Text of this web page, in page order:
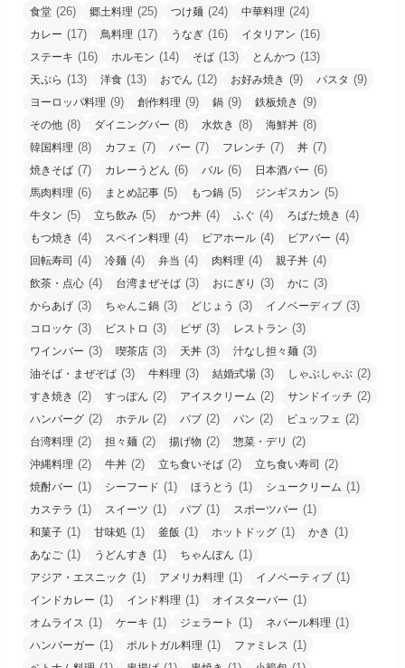
食堂 (26) 郷土料理 (25) つけ麺 (24) 中華料理 (24)
カレー (17) 鳥料理 (17) うなぎ (16) イタリアン (16)
ステーキ (16) ホルモン (14) そば (13) とんかつ (13)
天ぷら (13) 洋食 (13) おでん (12) お好み焼き (9) パスタ (9)
ヨーロッパ料理 (9) 創作料理 (9) 鍋 (9) 鉄板焼き (9)
その他 (8) ダイニングバー (8) 水炊き (8) 海鮮丼 (8)
韓国料理 (8) カフェ (7) バー (7) フレンチ (7) 丼 (7)
焼きそば (7) カレーうどん (6) バル (6) 日本酒バー (6)
馬肉料理 (6) まとめ記事 (5) もつ鍋 (5) ジンギスカン (5)
牛タン (5) 立ち飲み (5) かつ丼 (4) ふぐ (4) ろばた焼き (4)
もつ焼き (4) スペイン料理 (4) ビアホール (4) ビアバー (4)
回転寿司 (4) 冷麺 (4) 弁当 (4) 肉料理 (4) 親子丼 (4)
飲茶・点心 (4) 台湾まぜそば (3) おにぎり (3) かに (3)
からあげ (3) ちゃんこ鍋 (3) どじょう (3) イノベーディブ (3)
コロッケ (3) ビストロ (3) ピザ (3) レストラン (3)
ワインバー (3) 喫茶店 (3) 天丼 (3) 汁なし担々麺 (3)
油そば・まぜぞば (3) 牛料理 (3) 結婚式場 (3) しゃぶしゃぶ (2)
すき焼き (2) すっぽん (2) アイスクリーム (2) サンドイッチ (2)
ハンバーグ (2) ホテル (2) パブ (2) パン (2) ビュッフェ (2)
台湾料理 (2) 担々麺 (2) 揚げ物 (2) 惣菜・デリ (2)
沖縄料理 (2) 牛丼 (2) 立ち食いそば (2) 立ち食い寿司 (2)
焼酎バー (1) シーフード (1) ほうとう (1) シュークリーム (1)
カステラ (1) スイーツ (1) パプ(1) スポーツバー (1)
和菓子 (1) 甘味処 (1) 釜飯 (1) ホットドッグ (1) かき (1)
あなご (1) うどんすき (1) ちゃんぽん (1)
アジア・エスニック (1) アメリカ料理 (1) イノベーティブ (1)
インドカレー (1) インド料理 (1) オイスターバー (1)
オムライス (1) ケーキ (1) ジェラート (1) ネパール料理 (1)
ハンバーガー (1) ポルトガル料理 (1) ファミレス (1)